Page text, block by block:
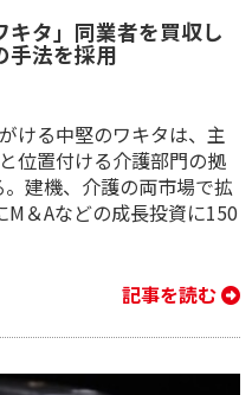
タ」同業者を買収し
法を採用
ける中堅のワキタは、主
位置付ける介護部門の拠
建機、介護の両市場で拡
＆Aなどの成長投資に150
記事を読む